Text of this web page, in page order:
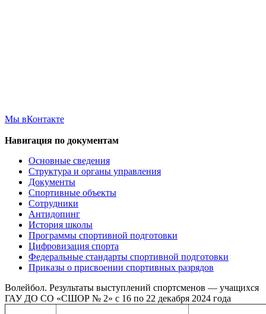
Мы вКонтакте
Навигация по документам
Основные сведения
Структура и органы управления
Документы
Спортивные объекты
Сотрудники
Антидопинг
История школы
Программы спортивной подготовки
Цифровизация спорта
Федеральные стандарты спортивной подготовки
Приказы о присвоении спортивных разрядов
Волейбол. Результаты выступлений спортсменов — учащихся
ГАУ ДО СО «СШОР № 2» с 16 по 22 декабря 2024 года